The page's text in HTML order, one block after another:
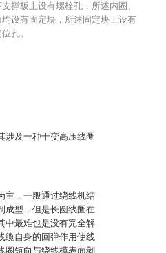
涉及一种干变高压线圈
主，一般通过绕线机结
成型，但是长圆线圈在
中最难也是没有完全解
缆自身的回弹作用使线
圈短向与绕线模表面剥
撑板上设有螺栓孔，所述内圈、
设有固定块，所述固定块上设有
孔。